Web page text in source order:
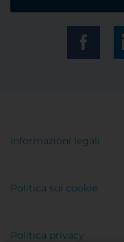
Informazioni legali
Politica sui cookie
Politica privacy